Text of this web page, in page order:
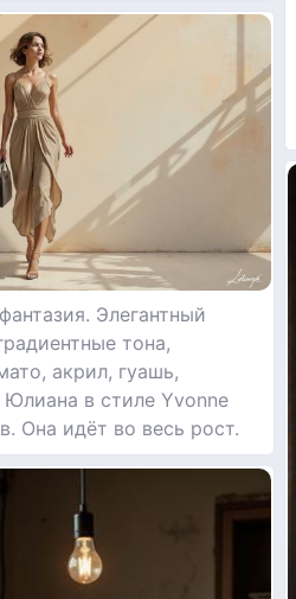
Элегантный
тона,
акрил, гуашь,
в стиле Yvonne
Она идёт во весь рост.